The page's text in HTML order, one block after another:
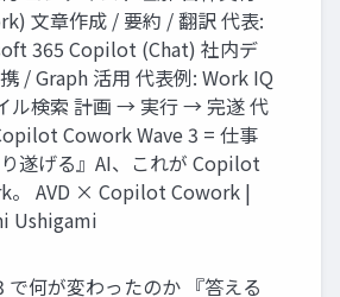
文章作成 / 要約 / 翻訳 代表:
365 Copilot (Chat) 社内デ
/ Graph 活用 代表例: Work IQ
ル検索 計画 → 実行 → 完遂 代
Cowork Wave 3 = 仕事
遂げる』AI、これが Copilot
。 AVD × Copilot Cowork |
Ushigami
で何が変わったのか 『答える